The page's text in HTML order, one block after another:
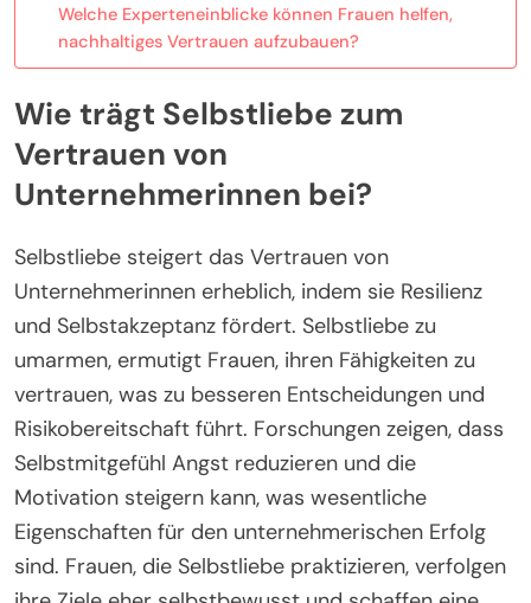
Welche Experteneinblicke können Frauen helfen,
nachhaltiges Vertrauen aufzubauen?
Wie trägt Selbstliebe zum
Vertrauen von
Unternehmerinnen bei?
Selbstliebe steigert das Vertrauen von
Unternehmerinnen erheblich, indem sie Resilienz
und Selbstakzeptanz fördert. Selbstliebe zu
umarmen, ermutigt Frauen, ihren Fähigkeiten zu
vertrauen, was zu besseren Entscheidungen und
Risikobereitschaft führt. Forschungen zeigen, dass
Selbstmitgefühl Angst reduzieren und die
Motivation steigern kann, was wesentliche
Eigenschaften für den unternehmerischen Erfolg
sind. Frauen, die Selbstliebe praktizieren, verfolgen